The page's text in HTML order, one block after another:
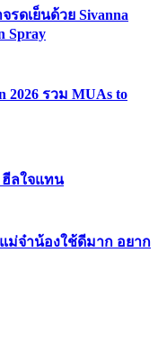
รดเย็นด้วย Sivanna
Spray
2026 รวม MUAs to
ฮีลใจแทน
แม่จ๋าน้องใช้ดีมาก อยาก